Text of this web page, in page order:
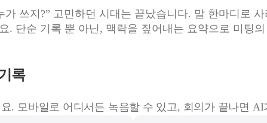
쓰지?” 고민하던 시대는 끝났습니다. 말 한마디로
. 단순 기록 뿐 아닌, 맥락을 짚어내는 요약으로 미팅
록
. 모바일로 어디서든 녹음할 수 있고, 회의가 끝나면